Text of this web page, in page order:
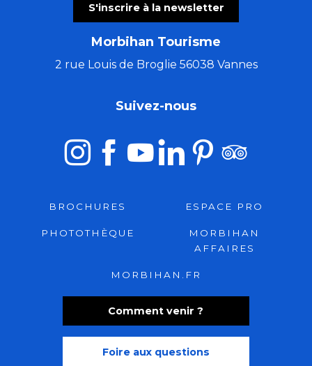
S'inscrire à la newsletter
Morbihan Tourisme
2 rue Louis de Broglie 56038 Vannes
Comment venir ?
Foire aux questions
Suivez-nous
BROCHURES ESPACE PRO
PHOTOTHÈQUE
MORBIHAN
AFFAIRES
MORBIHAN.FR